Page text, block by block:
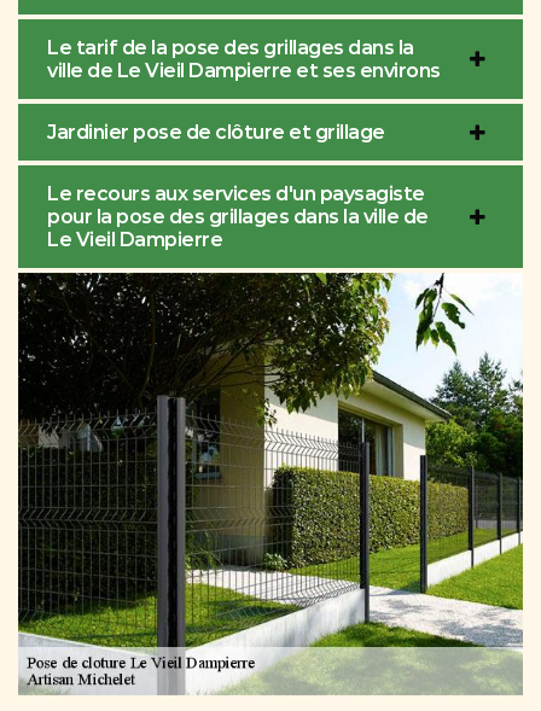
Le tarif de la pose des grillages dans la
ville de Le Vieil Dampierre et ses environs
Jardinier pose de clôture et grillage
Le recours aux services d'un paysagiste
pour la pose des grillages dans la ville de
Le Vieil Dampierre